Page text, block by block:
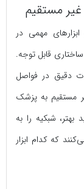
مستقیم
مهمی در
قابل توجه.
دقیق در فواصل
مستقیم به پزشک
شبکیه را به
که کدام ابزار